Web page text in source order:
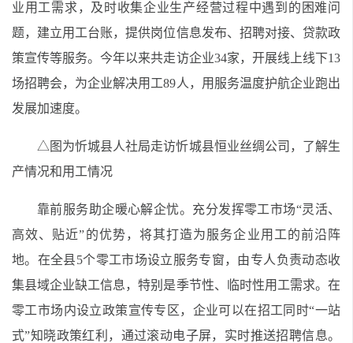
业用工需求，及时收集企业生产经营过程中遇到的困难问
题，建立用工台账，提供岗位信息发布、招聘对接、贷款政
策宣传等服务。今年以来共走访企业34家，开展线上线下13
场招聘会，为企业解决用工89人，用服务温度护航企业跑出
发展加速度。
△图为忻城县人社局走访忻城县恒业丝绸公司，了解生
产情况和用工情况
靠前服务助企暖心解企忧。充分发挥零工市场“灵活、
高效、贴近”的优势，将其打造为服务企业用工的前沿阵
地。在全县5个零工市场设立服务专窗，由专人负责动态收
集县域企业缺工信息，特别是季节性、临时性用工需求。在
零工市场内设立政策宣传专区，企业可以在招工同时“一站
式”知晓政策红利，通过滚动电子屏，实时推送招聘信息。